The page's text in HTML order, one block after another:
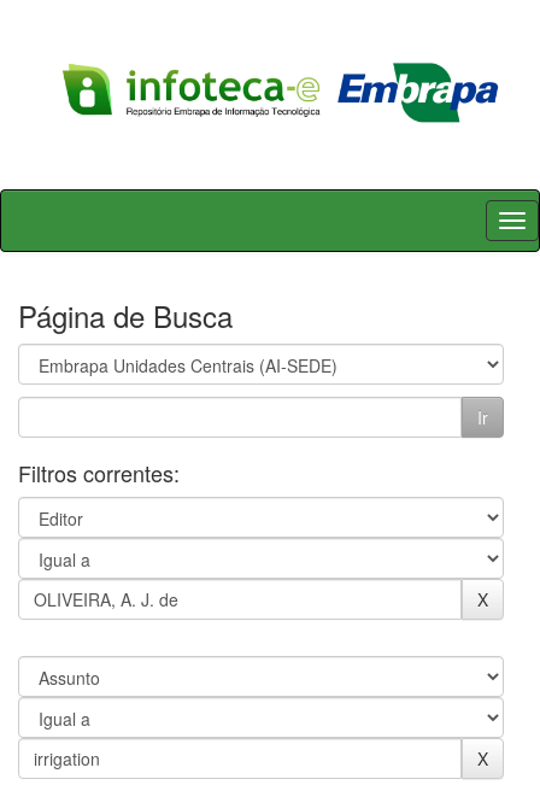
Skip
Página de Busca
Filtros correntes: